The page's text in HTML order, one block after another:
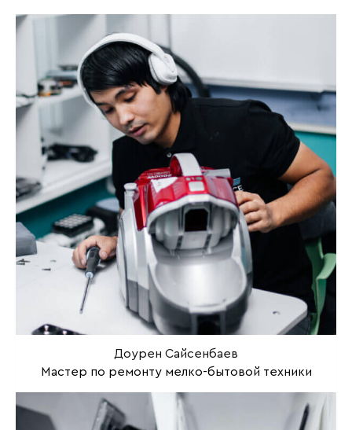
Доурен Сайсенбаев
Мастер по ремонту мелко-бытовой техники